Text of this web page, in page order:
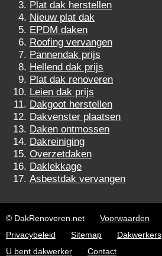
Plat dak herstellen
Nieuw plat dak
EPDM daken
Roofing vervangen
Pannendak prijs
Hellend dak prijs
Plat dak renoveren
Leien dak prijs
Dakgoot herstellen
Dakvenster plaatsen
Daken ontmossen
Dakreiniging
Overzetdaken
Daklekkage
Asbestdak vervangen
© DakRenoveren.net Voorwaarden
Privacybeleid
Sitemap Dakwerkers
U bent dakwerker
Contact